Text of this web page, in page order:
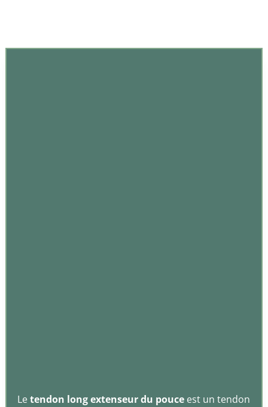
Letendon long extenseur du pouceest un tendon